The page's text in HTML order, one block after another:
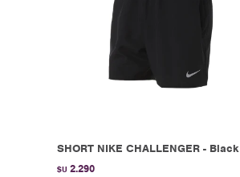
SHORT NIKE CHALLENGER - Black
$U 2.290